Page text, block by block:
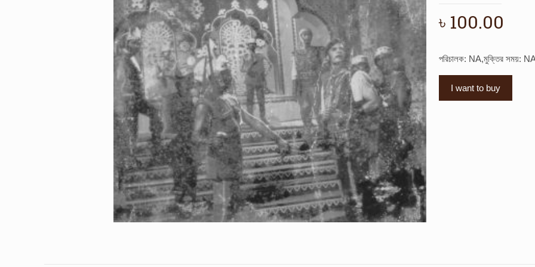
৳ 100.00
পরিচালক: NA,মুক্তির সময়:
I want to buy